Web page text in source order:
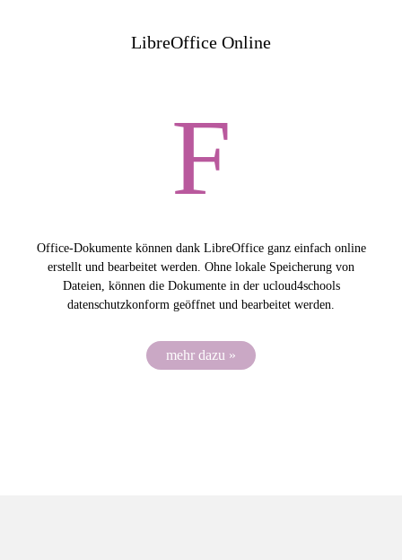
LibreOffice Online
Office-Dokumente können dank LibreOffice ganz einfach online
erstellt und bearbeitet werden. Ohne lokale Speicherung von
Dateien, können die Dokumente in der ucloud4schools
datenschutzkonform geöffnet und bearbeitet werden.
mehr dazu »